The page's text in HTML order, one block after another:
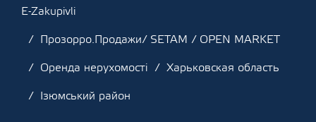
E-Zakupivli
Прозорро.Продажи/ SETAM / OPEN MARKET
Оренда нерухомості
Харьковская область
Ізюмський район